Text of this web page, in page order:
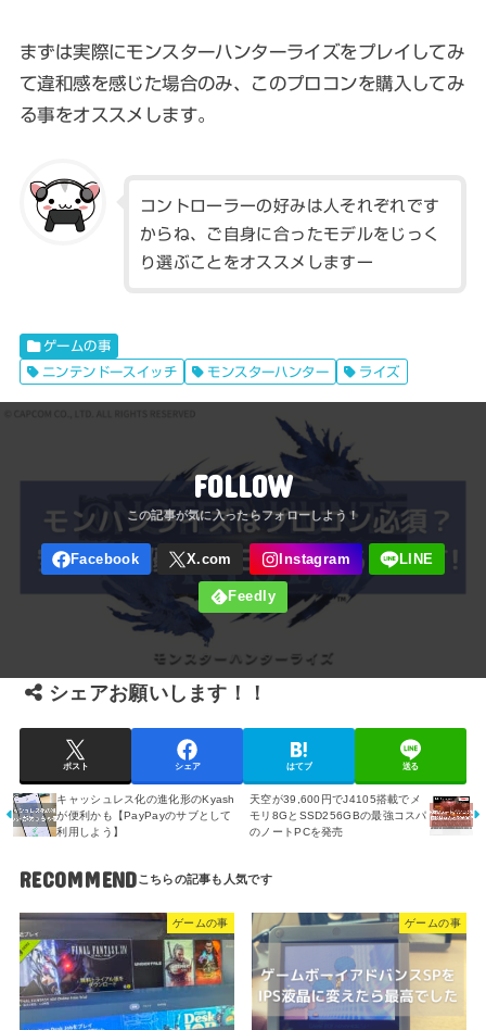
まずは実際にモンスターハンターライズをプレイしてみ
て違和感を感じた場合のみ、このプロコンを購入してみ
る事をオススメします。
コントローラーの好みは人それぞれです
からね、ご自身に合ったモデルをじっく
り選ぶことをオススメしますー
ゲームの事
ニンテンドースイッチ
モンスターハンター ライズ
FOLLOW
シェアお願いします！！
ポスト シェア はてブ 送る
天空が39,600円でJ4105搭載でメ
モリ8GとSSD256GBの最強コスパ
のノートPCを発売
キャッシュレス化の進化形のKyash
が便利かも【PayPayのサブとして
利用しよう】
RECOMMEND
ゲームの事 ゲームの事